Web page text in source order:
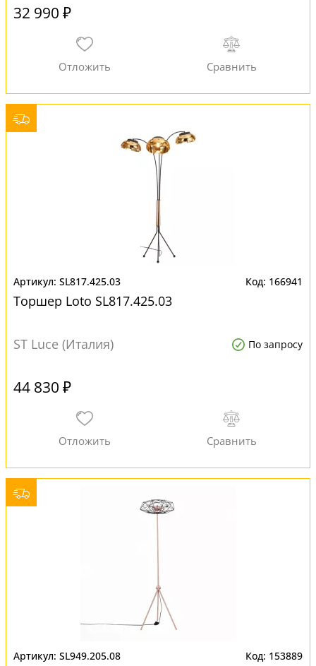
32 990 ₽
SL817.425.03 166941
Торшер Loto SL817.425.03
ST Luce (Италия) По запросу
44 830 ₽
SL949.205.08 153889